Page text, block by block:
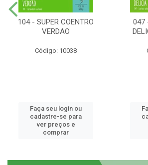
104 - SUPER COENTRO
VERDAO
Código: 10038
Faça seu login ou
cadastre-se para
ver preços e
comprar
047